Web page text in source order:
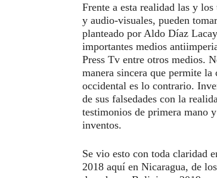
Frente a esta realidad las y
y audio-visuales, pueden
planteado por Aldo Díaz
importantes medios
Press Tv entre otros medios.
manera sincera que permite
occidental es lo contrario.
de sus falsedades con la
testimonios de primera mano
inventos.
Se vio esto con toda claridad
2018 aquí en Nicaragua, de los